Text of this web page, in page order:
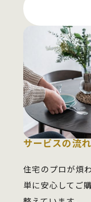
サービスの流れ
住宅のプロが煩
単に安心してご